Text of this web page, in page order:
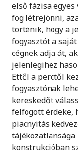
első fázisa
fog létrejönni,
történik, hogy a
fogyasztót a
cégnek adja át,
jelenlegihez
Ettől a perctől
fogyasztónak
kereskedőt
felfogott érdeke,
piacnyitás
konstrukcióban